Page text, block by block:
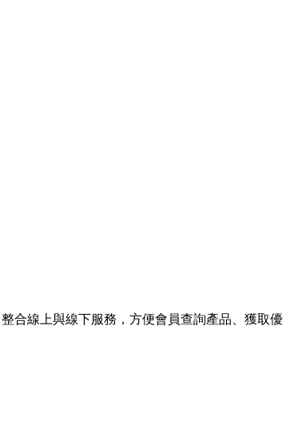
合線上與線下服務，方便會員查詢產品、獲取優